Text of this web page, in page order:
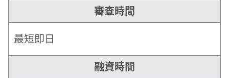
審査時間
最短即日
融資時間